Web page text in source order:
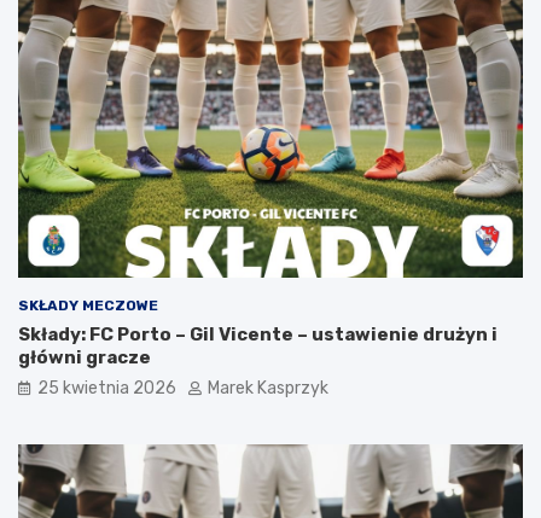
SKŁADY MECZOWE
Składy: FC Porto – Gil Vicente – ustawienie drużyn i
główni gracze
25 kwietnia 2026 Marek Kasprzyk